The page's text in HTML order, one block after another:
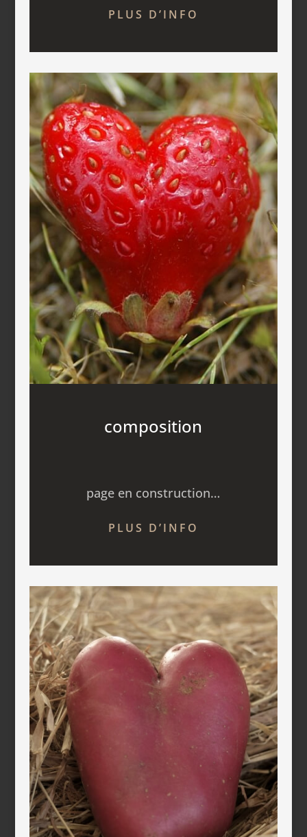
PLUS D’INFO
composition
page en construction…
PLUS D’INFO